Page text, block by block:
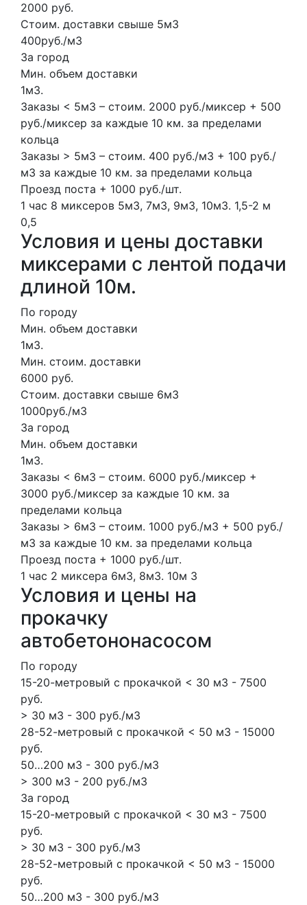
2000 руб.
Стоим. доставки свыше 5м3
400руб./м3
За город
Мин. объем доставки
1м3.
Заказы < 5м3 – стоим. 2000 руб./миксер + 500
руб./миксер за каждые 10 км. за пределами
кольца
Заказы > 5м3 – стоим. 400 руб./м3 + 100 руб./
м3 за каждые 10 км. за пределами кольца
Проезд поста + 1000 руб./шт.
1 час 8 миксеров 5м3, 7м3, 9м3, 10м3. 1,5-2 м
0,5
Условия и цены доставки
миксерами с лентой подачи
длиной 10м.
По городу
Мин. объем доставки
1м3.
Мин. стоим. доставки
6000 руб.
Стоим. доставки свыше 6м3
1000руб./м3
За город
Мин. объем доставки
1м3.
Заказы < 6м3 – стоим. 6000 руб./миксер +
3000 руб./миксер за каждые 10 км. за
пределами кольца
Заказы > 6м3 – стоим. 1000 руб./м3 + 500 руб./
м3 за каждые 10 км. за пределами кольца
Проезд поста + 1000 руб./шт.
1 час 2 миксера 6м3, 8м3. 10м 3
Условия и цены на
прокачку
автобетононасосом
По городу
15-20-метровый с прокачкой < 30 м3 - 7500
руб.
> 30 м3 - 300 руб./м3
28-52-метровый с прокачкой < 50 м3 - 15000
руб.
50…200 м3 - 300 руб./м3
> 300 м3 - 200 руб./м3
За город
15-20-метровый с прокачкой < 30 м3 - 7500
руб.
> 30 м3 - 300 руб./м3
28-52-метровый с прокачкой < 50 м3 - 15000
руб.
50…200 м3 - 300 руб./м3